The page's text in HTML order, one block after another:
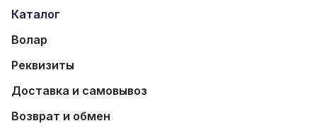
Каталог
Волар
Реквизиты
Доставка и самовывоз
Возврат и обмен